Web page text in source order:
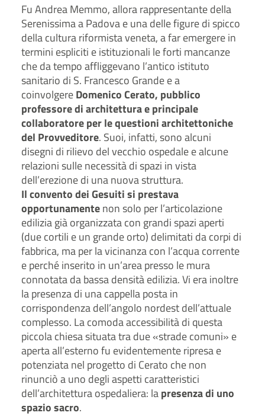
Fu Andrea Memmo, allora rappresentante della
Serenissima a Padova e una delle figure di spicco
della cultura riformista veneta, a far emergere in
termini espliciti e istituzionali le forti mancanze
che da tempo affliggevano l’antico istituto
sanitario di S. Francesco Grande e a
coinvolgereDomenico Cerato, pubblico
professore di architettura e principale
collaboratore per le questioni architettoniche
del Provveditore. Suoi, infatti, sono alcuni
disegni di rilievo del vecchio ospedale e alcune
relazioni sulle necessità di spazi in vista
dell’erezione di una nuova struttura.
Il convento dei Gesuiti si prestava
opportunamentenon solo per l’articolazione
edilizia già organizzata con grandi spazi aperti
(due cortili e un grande orto) delimitati da corpi di
fabbrica, ma per la vicinanza con l’acqua corrente
e perché inserito in un’area presso le mura
connotata da bassa densità edilizia. Vi era inoltre
la presenza di una cappella posta in
corrispondenza dell’angolo nordest dell’attuale
complesso. La comoda accessibilità di questa
piccola chiesa situata tra due «strade comuni» e
aperta all’esterno fu evidentemente ripresa e
potenziata nel progetto di Cerato che non
rinunciò a uno degli aspetti caratteristici
dell’architettura ospedaliera: lapresenza di uno
spazio sacro.